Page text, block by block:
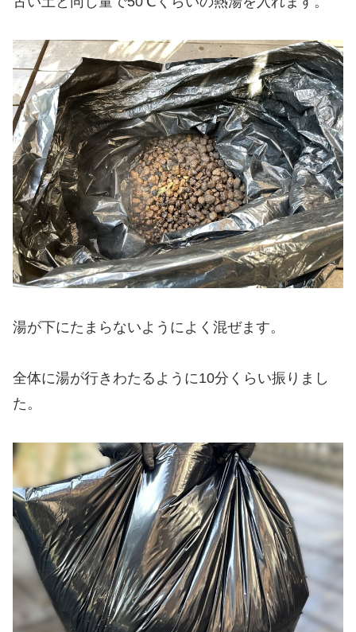
湯が下にたまらないようによく混ぜます。
全体に湯が行きわたるように10分くらい振りまし
た。